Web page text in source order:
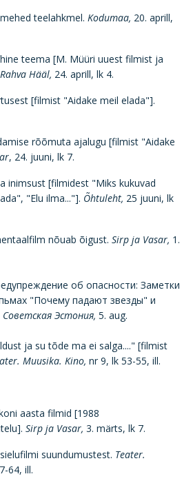
teelahkmel. Kodumaa, 20. aprill,
teema [M. Müüri uuest filmist ja
Rahva Hääl, 24. aprill, lk 4.
[filmist "Aidake meil elada"].
rõõmuta ajalugu [filmist "Aidake
, 24. juuni, lk 7.
inimsust [filmidest "Miks kukuvad
"Elu ilma..."]. Õhtuleht, 25 juuni, lk
nõuab õigust. Sirp ja Vasar, 1.
об опасности: Заметки
"Почему падают звезды" и
Советская Эстония, 5. aug.
ja su tõde ma ei salga...." [filmist
Muusika. Kino, nr 9, lk 53-55, ill.
aasta filmid [1988
Sirp ja Vasar, 3. märts, lk 7.
suundumustest. Teater.
64, ill.